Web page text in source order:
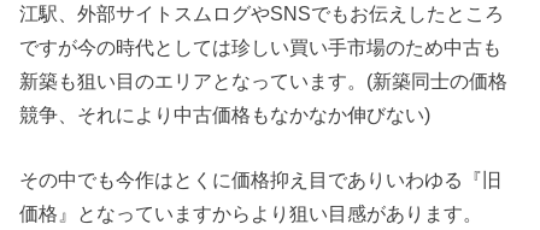
江駅、外部サイトスムログやSNSでもお伝えしたところ
ですが今の時代としては珍しい買い手市場のため中古も
新築も狙い目のエリアとなっています。(新築同士の価格
競争、それにより中古価格もなかなか伸びない)
その中でも今作はとくに価格抑え目でありいわゆる『旧
価格』となっていますからより狙い目感があります。